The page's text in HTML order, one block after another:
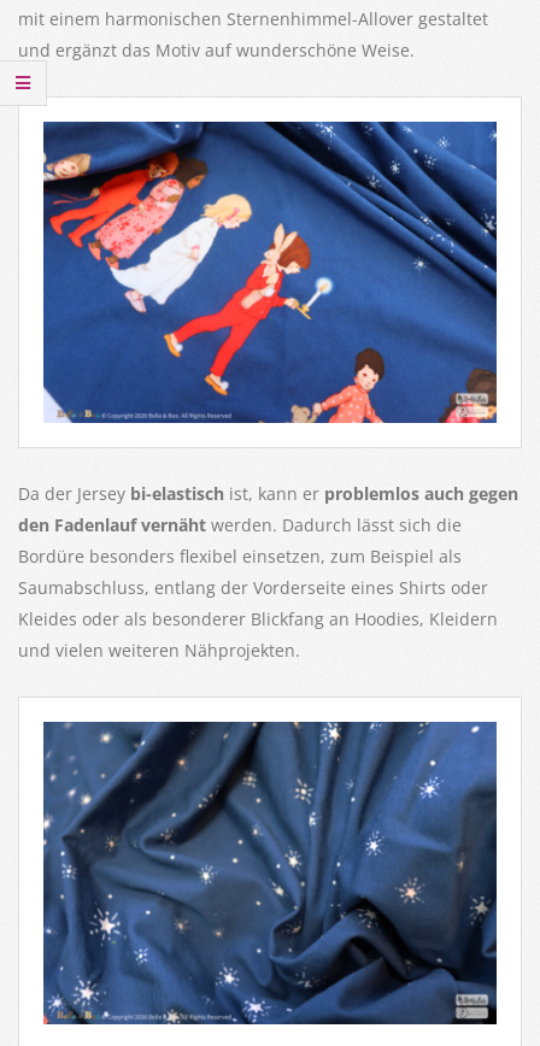
mit einem harmonischen Sternenhimmel-Allover gestaltet
und ergänzt das Motiv auf wunderschöne Weise.
Da der Jersey bi-elastisch ist, kann er problemlos auch gegen
den Fadenlauf vernäht werden. Dadurch lässt sich die
Bordüre besonders flexibel einsetzen, zum Beispiel als
Saumabschluss, entlang der Vorderseite eines Shirts oder
Kleides oder als besonderer Blickfang an Hoodies, Kleidern
und vielen weiteren Nähprojekten.